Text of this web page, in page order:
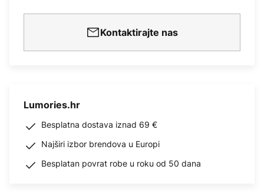
Kontaktirajte nas
Lumories.hr
Besplatna dostava iznad 69 €
Najširi izbor brendova u Europi
Besplatan povrat robe u roku od 50 dana